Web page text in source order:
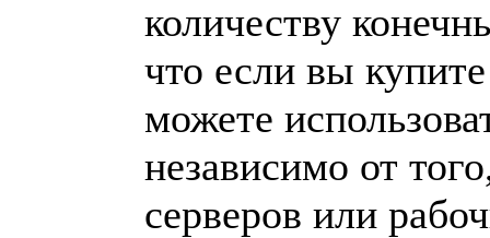
количеству
что если вы
можете
независимо от
серверов или